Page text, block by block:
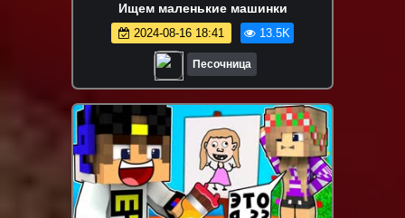
Ищем маленькие машинки
2024-08-16 18:41 13.5K
Песочница